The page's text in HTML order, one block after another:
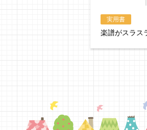
実用書
楽譜がスラス